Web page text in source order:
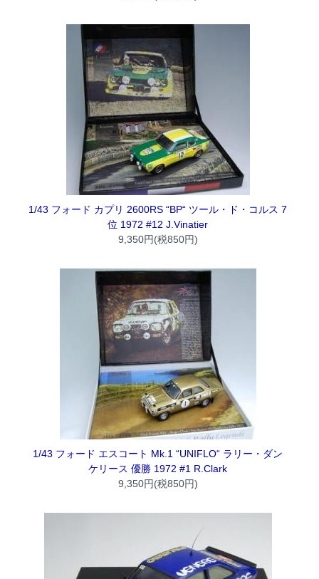
1/43 フォード カプリ 2600RS “BP“ ツール・ド・コルス 7
位 1972 #12 J.Vinatier
9,350円(税850円)
1/43 フォード エスコート Mk.1 “UNIFLO“ ラリー・ダン
ケリース 優勝 1972 #1 R.Clark
9,350円(税850円)